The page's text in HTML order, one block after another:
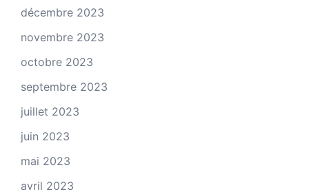
décembre 2023
novembre 2023
octobre 2023
septembre 2023
juillet 2023
juin 2023
mai 2023
avril 2023